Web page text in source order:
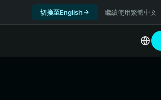
切換至English 繼續使用繁體中文